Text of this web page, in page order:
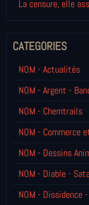
La censure, elle
CATEGORIES
NOM - Actualités
NOM - Argent -
NOM - Chemtrails
NOM - Commerce
NOM - Dessins
NOM - Diable -
NOM - Dissidence